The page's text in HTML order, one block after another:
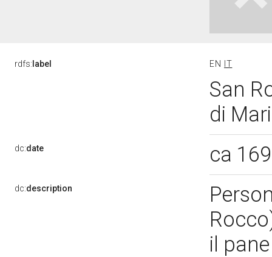
rdfs: label EN IT
San
di
dc:date ca
dc:description
il